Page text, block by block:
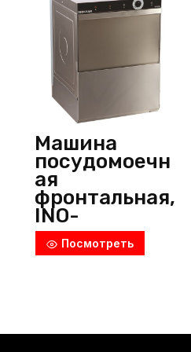
Машина
посудомоечн
ая
фронтальная,
INO-
BYM052ST,
Inoksan
Посмотреть